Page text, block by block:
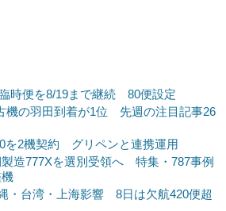
時便を8/19まで継続 80便設定
機の羽田到着が1位 先週の注目記事26
を2機契約 グリペンと連携運用
製造777Xを選別受領へ 特集・787事例
・台湾・上海影響 8日は欠航420便超